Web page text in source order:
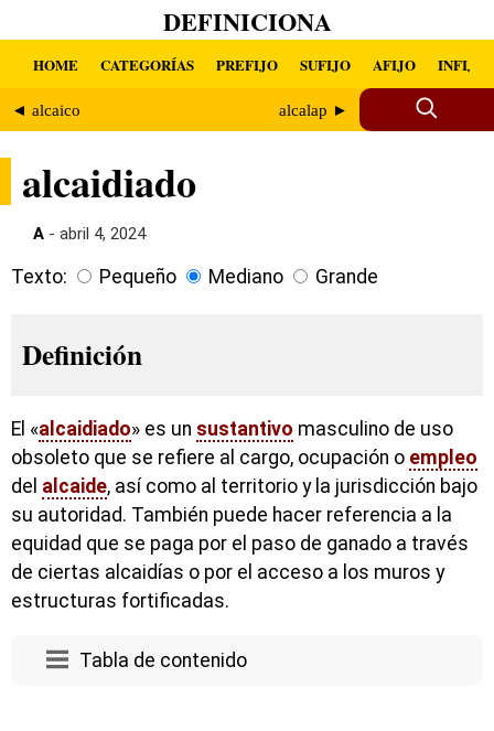
DEFINICIONA
HOME CATEGORÍAS PREFIJO SUFIJO AFIJO INFIJO
◄ alcaico alcalap ►
alcaidiado
A - abril 4, 2024
Texto: Pequeño Mediano Grande
Definición
El «alcaidiado» es un sustantivo masculino de uso
obsoleto que se refiere al cargo, ocupación o empleo
del alcaide, así como al territorio y la jurisdicción bajo
su autoridad. También puede hacer referencia a la
equidad que se paga por el paso de ganado a través
de ciertas alcaidías o por el acceso a los muros y
estructuras fortificadas.
Tabla de contenido